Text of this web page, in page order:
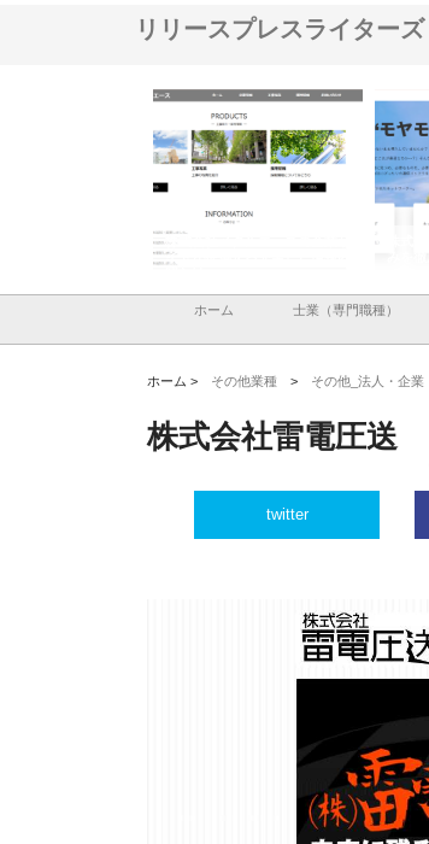
リリースプレスライターズ
会社メタルエースの企業サ
が提供する充実した情報内
株式会社ＣＳＡの事業内容と強
ホーム 士業（専門職種）
ホーム > その他業種 > その他_法人・企業
株式会社雷電圧送
twitter